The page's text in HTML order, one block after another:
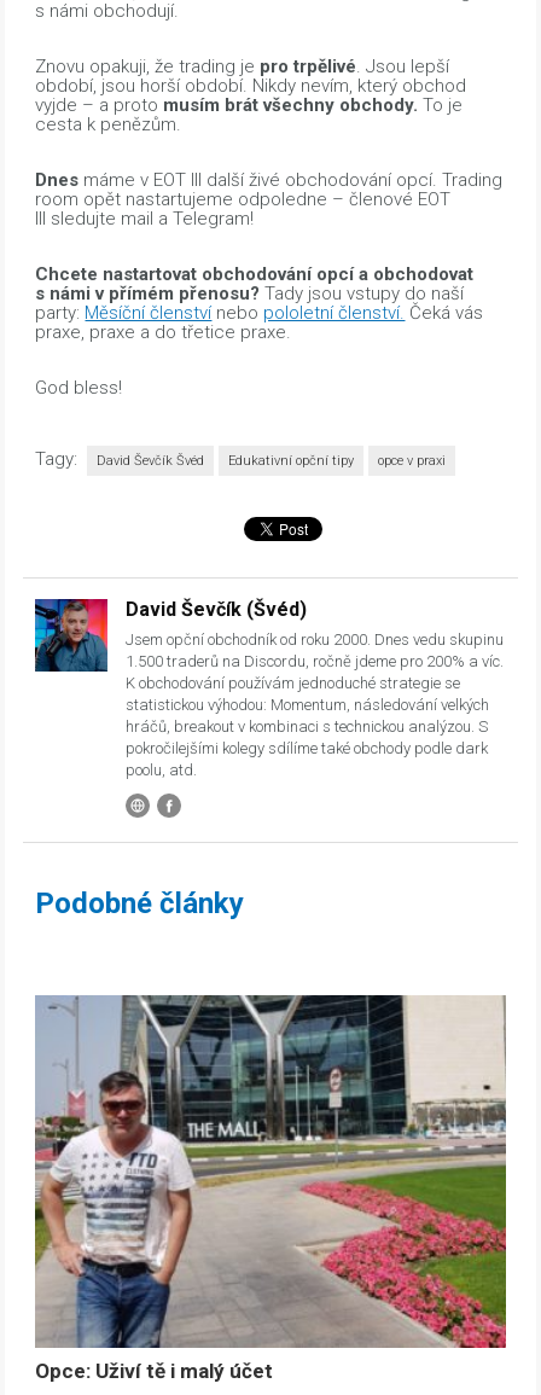
s námi obchodují.
Znovu opakuji, že trading je pro trpělivé. Jsou lepší
období, jsou horší období. Nikdy nevím, který obchod
vyjde – a proto musím brát všechny obchody. To je
cesta k penězům.
Dnes máme v EOT III další živé obchodování opcí. Trading
room opět nastartujeme odpoledne – členové EOT
III sledujte mail a Telegram!
Chcete nastartovat obchodování opcí a obchodovat
s námi v přímém přenosu?Tady jsou vstupy do naší
party: Měsíční členstvínebo pololetní členství. Čeká vás
praxe, praxe a do třetice praxe.
God bless!
Tagy: David Ševčík Švéd Edukativní opční tipy opce v praxi
David Ševčík (Švéd)
Jsem opční obchodník od roku 2000. Dnes vedu skupinu
1.500 traderů na Discordu, ročně jdeme pro 200% a víc.
K obchodování používám jednoduché strategie se
statistickou výhodou: Momentum, následování velkých
hráčů, breakout v kombinaci s technickou analýzou. S
pokročilejšími kolegy sdílíme také obchody podle dark
poolu, atd.
Podobné články
Opce: Uživí tě i malý účet